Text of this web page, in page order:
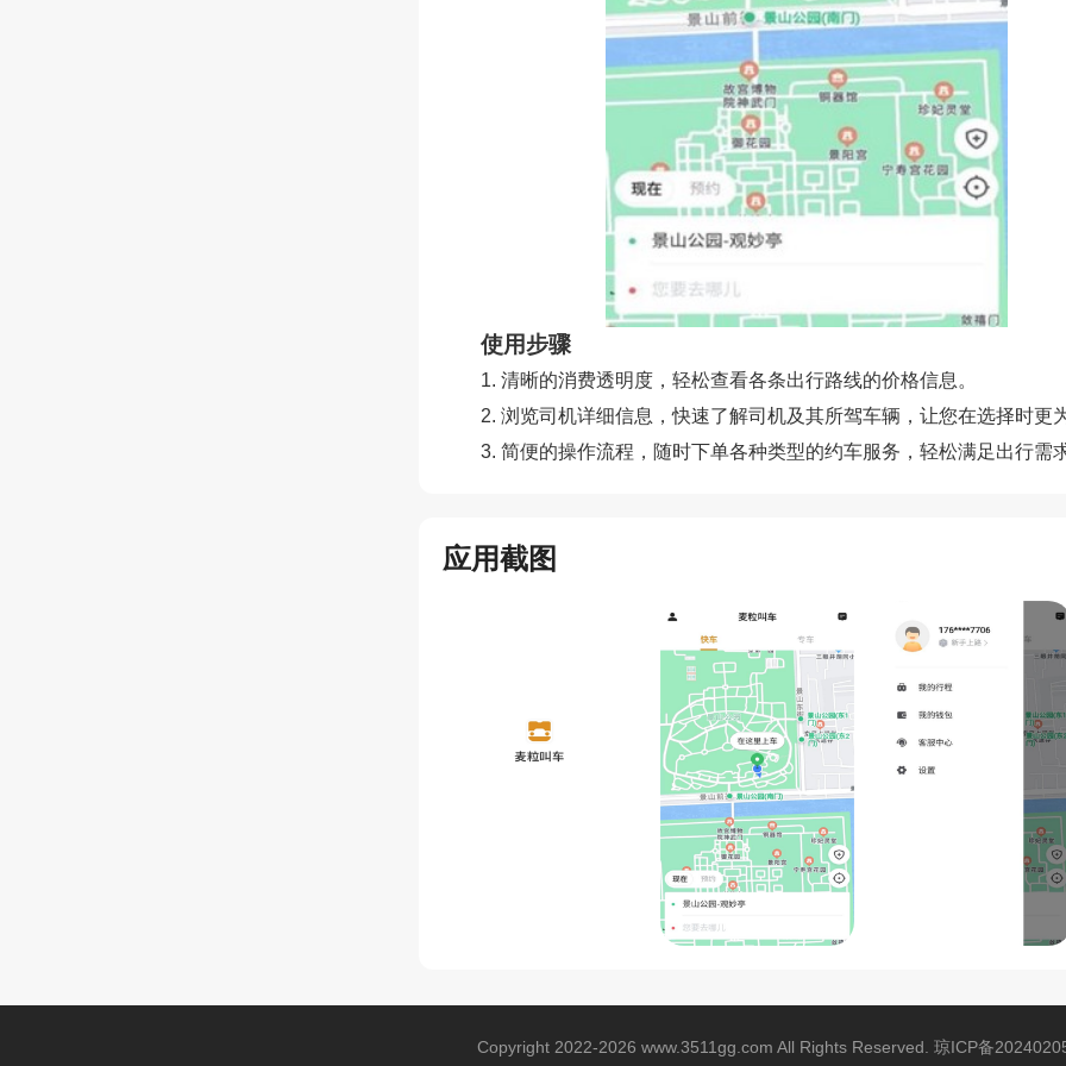
使用步骤
1. 清晰的消费透明度，轻松查看各条出行路线的价格信息。
2. 浏览司机详细信息，快速了解司机及其所驾车辆，让您在选择时更
3. 简便的操作流程，随时下单各种类型的约车服务，轻松满足出行需求
应用截图
Copyright 2022-2026 www.3511gg.com All Rights Reserved. 琼ICP备